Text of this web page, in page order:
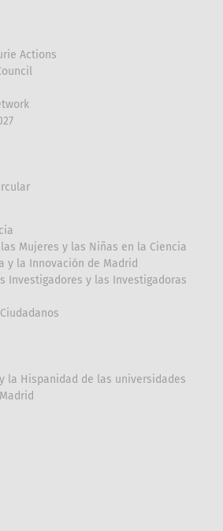
Actions
Mujeres y las Niñas en la Ciencia
y la Innovación de Madrid
Investigadores y las Investigadoras
la Hispanidad de las universidades